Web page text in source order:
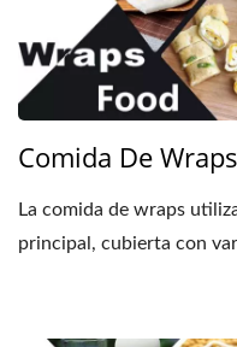
Comida De Wraps
La comida de wraps
principal, cubierta con